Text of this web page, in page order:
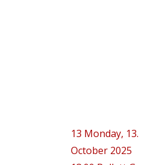
13 Monday, 13.
October 2025